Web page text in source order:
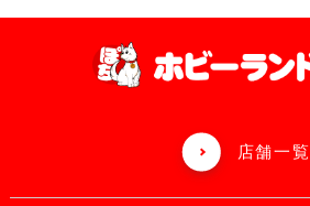
店舗一覧